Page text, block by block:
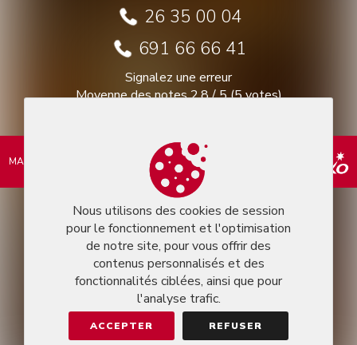
26 35 00 04
691 66 66 41
Signalez une erreur
Moyenne des notes2.8/5(5votes)
Nous utilisons des cookies de session
pour le fonctionnement et l'optimisation
de notre site, pour vous offrir des
contenus personnalisés et des
fonctionnalités ciblées, ainsi que pour
l'analyse trafic.
ACCEPTER REFUSER
MARKEASY © 2026